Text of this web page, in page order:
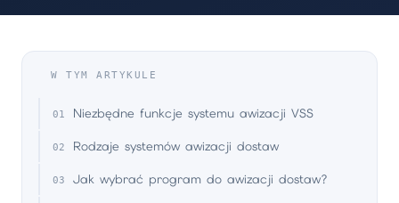
W TYM ARTYKULE
Niezbędne funkcje systemu awizacji VSS
Rodzaje systemów awizacji dostaw
Jak wybrać program do awizacji dostaw?